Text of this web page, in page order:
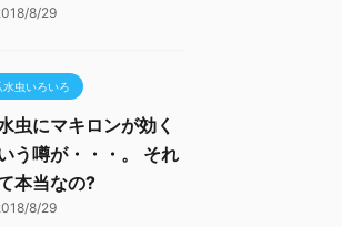
8/29
水虫いろいろ
虫にマキロンが効く
う噂が・・・。 それ
本当なの?
8/29